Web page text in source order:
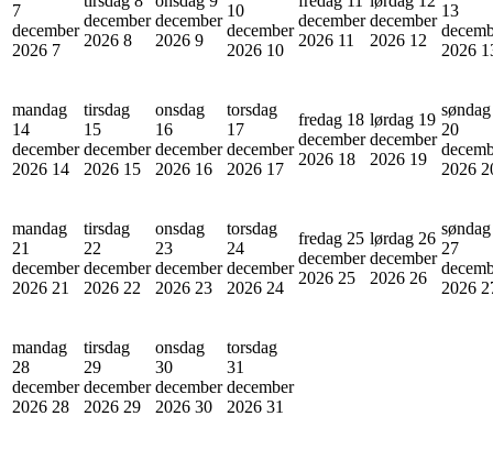
7
december
2026 7
december
2026 8
december
2026 9
10
december
2026 10
december
2026 11
december
2026 12
13
2026
mandag
14
december
2026 14
tirsdag
15
december
2026 15
onsdag
16
december
2026 16
torsdag
17
december
2026 17
fredag 18
december
2026 18
lørdag 19
december
2026 19
søndag
20
2026
mandag
21
december
2026 21
tirsdag
22
december
2026 22
onsdag
23
december
2026 23
torsdag
24
december
2026 24
fredag 25
december
2026 25
lørdag 26
december
2026 26
søndag
27
2026
mandag
28
december
2026 28
tirsdag
29
december
2026 29
onsdag
30
december
2026 30
torsdag
31
december
2026 31